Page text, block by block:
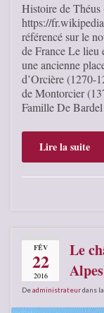
Histoire de
https://
référencé sur le
de France Le lieu
une ancienne
d’Orcière (1270-
de Montorcier
Famille De
Lire la suite
FÉV
22
2016
Le
Deadministrateurdans